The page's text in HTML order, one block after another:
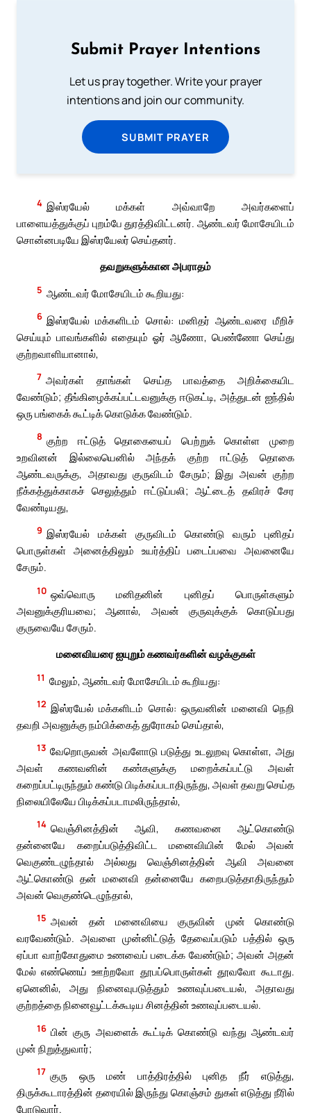
Submit Prayer Intentions
Let us pray together. Write your prayer
intentions and join our community.
SUBMIT PRAYER
4 இஸ்ரயேல் மக்கள் அவ்வாறே அவர்களைப்
பாளையத்துக்குப் புறம்பே துரத்திவிட்டனர். ஆண்டவர் மோசேயிடம்
சொன்னபடியே இஸ்ரயேலர் செய்தனர்.
தவறுகளுக்கான அபராதம்
5 ஆண்டவர் மோசேயிடம் கூறியது:
6 இஸ்ரயேல் மக்களிடம் சொல்: மனிதர் ஆண்டவரை மீறிச்
செய்யும் பாவங்களில் எதையும் ஓர் ஆணோ, பெண்ணோ செய்து
குற்றவாளியானால்,
7 அவர்கள் தாங்கள் செய்த பாவத்தை அறிக்கையிட
வேண்டும்; தீங்கிழைக்கப்பட்டவனுக்கு ஈடுகட்டி, அத்துடன் ஐந்தில்
ஒரு பங்கைக் கூட்டிக் கொடுக்க வேண்டும்.
8 குற்ற ஈட்டுத் தொகையைப் பெற்றுக் கொள்ள முறை
உறவினன் இல்லையெனில் அந்தக் குற்ற ஈட்டுத் தொகை
ஆண்டவருக்கு, அதாவது குருவிடம் சேரும்; இது அவன் குற்ற
நீக்கத்துக்காகச் செலுத்தும் ஈட்டுப்பலி; ஆட்டைத் தவிரச் சேர
வேண்டியது,
9 இஸ்ரயேல் மக்கள் குருவிடம் கொண்டு வரும் புனிதப்
பொருள்கள் அனைத்திலும் உயர்த்திப் படைப்பவை அவனையே
சேரும்.
10 ஒவ்வொரு மனிதனின் புனிதப் பொருள்களும்
அவனுக்குரியவை; ஆனால், அவன் குருவுக்குக் கொடுப்பது
குருவையே சேரும்.
மனைவியரை ஐயுறும் கணவர்களின் வழக்குகள்
11 மேலும், ஆண்டவர் மோசேயிடம் கூறியது:
12 இஸ்ரயேல் மக்களிடம் சொல்: ஒருவனின் மனைவி நெறி
தவறி அவனுக்கு நம்பிக்கைத் துரோகம் செய்தால்,
13 வேறொருவன் அவளோடு படுத்து உடலுறவு கொள்ள, அது
அவள் கணவனின் கண்களுக்கு மறைக்கப்பட்டு அவள்
கறைப்பட்டிருந்தும் கண்டு பிடிக்கப்படாதிருந்து, அவள் தவறு செய்த
நிலையிலேயே பிடிக்கப்படாமலிருந்தால்,
14 வெஞ்சினத்தின் ஆவி, கணவனை ஆட்கொண்டு
தன்னையே கறைப்படுத்திவிட்ட மனைவியின் மேல் அவன்
வெகுண்டழுந்தால் அல்லது வெஞ்சினத்தின் ஆவி அவனை
ஆட்கொண்டு தன் மனைவி தன்னையே கறைபடுத்தாதிருந்தும்
அவன் வெகுண்டெழுந்தால்,
15 அவன் தன் மனைவியை குருவின் முன் கொண்டு
வரவேண்டும். அவளை முன்னிட்டுத் தேவைப்படும் பத்தில் ஒரு
ஏப்பா வாற்கோதுமை உணவைப் படைக்க வேண்டும்; அவன் அதன்
மேல் எண்ணெய் ஊற்றவோ தூபப்பொருள்கள் தூவவோ கூடாது.
ஏனெனில், அது நினைவுபடுத்தும் உணவுப்படையல், அதாவது
குற்றத்தை நினைவூட்டக்கூடிய சினத்தின் உணவுப்படையல்.
16 பின் குரு அவளைக் கூட்டிக் கொண்டு வந்து ஆண்டவர்
முன் நிறுத்துவார்;
17 குரு ஒரு மண் பாத்திரத்தில் புனித நீர் எடுத்து,
திருக்கூடாரத்தின் தரையில் இருந்து கொஞ்சம் துகள் எடுத்து நீரில்
போடுவார்.